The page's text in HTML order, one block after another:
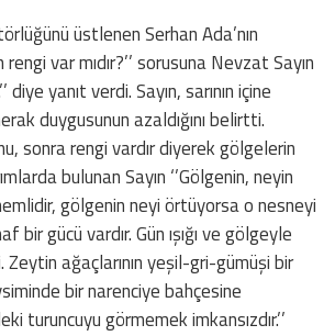
üstlenen Serhan Ada’nın
var mıdır?’’ sorusuna Nevzat Sayın
diye yanıt verdi. Sayın, sarının içine
duygusunun azaldığını belirtti.
sonra rengi vardır diyerek gölgelerin
bulunan Sayın ‘’Gölgenin, neyin
gölgenin neyi örtüyorsa o nesneyi
bir gücü vardır. Gün ışığı ve gölgeyle
ağaçlarının yeşil-gri-gümüşi bir
bir narenciye bahçesine
turuncuyu görmemek imkansızdır.’’